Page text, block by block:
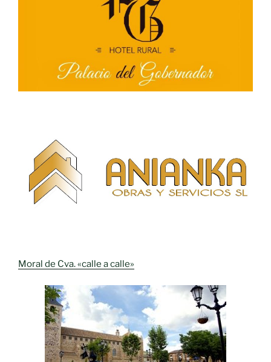
Moral de Cva. «calle a calle»